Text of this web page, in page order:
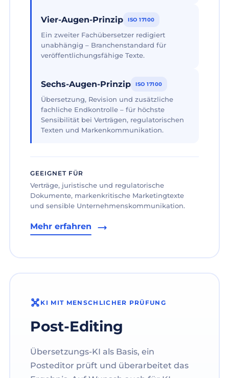
Vier-Augen-Prinzip ISO 17100
Ein zweiter Fachübersetzer redigiert
unabhängig – Branchenstandard für
veröffentlichungsfähige Texte.
Sechs-Augen-Prinzip ISO 17100
Übersetzung, Revision und zusätzliche
fachliche Endkontrolle – für höchste
Sensibilität bei Verträgen, regulatorischen
Texten und Markenkommunikation.
GEEIGNET FÜR
Verträge, juristische und regulatorische
Dokumente, markenkritische Marketingtexte
und sensible Unternehmenskommunikation.
Mehr erfahren
KI MIT MENSCHLICHER PRÜFUNG
Post-Editing
Übersetzungs-KI als Basis, ein
Posteditor prüft und überarbeitet das